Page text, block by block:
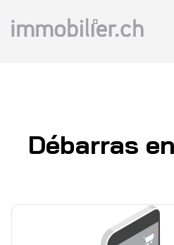
Débarras